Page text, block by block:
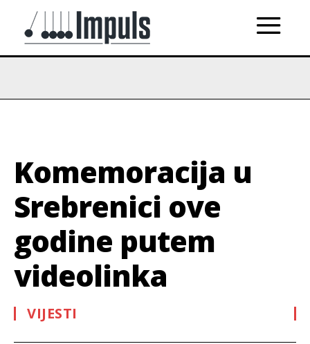
Komemoracija u
Srebrenici ove
godine putem
videolinka
VIJESTI